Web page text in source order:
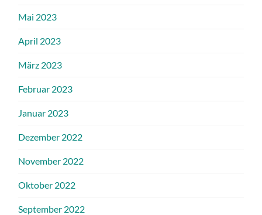
Mai 2023
April 2023
März 2023
Februar 2023
Januar 2023
Dezember 2022
November 2022
Oktober 2022
September 2022